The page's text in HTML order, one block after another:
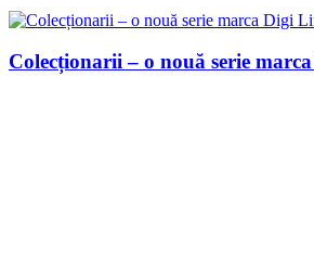
Colecționarii – o nouă serie